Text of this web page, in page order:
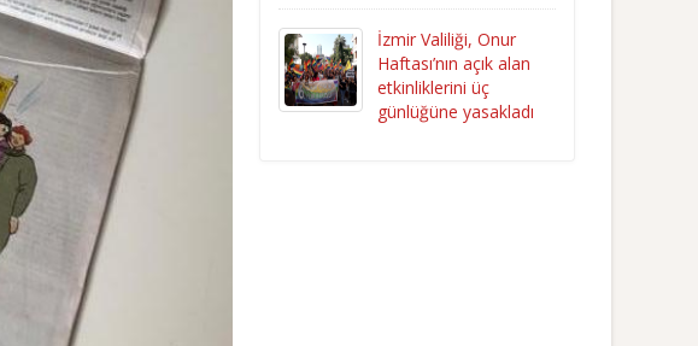
İzmir Valiliği, Onur
Haftası’nın açık alan
etkinliklerini üç
günlüğüne yasakladı